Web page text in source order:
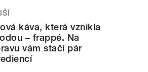
káva, která vznikla
– frappé. Na
vám stačí pár